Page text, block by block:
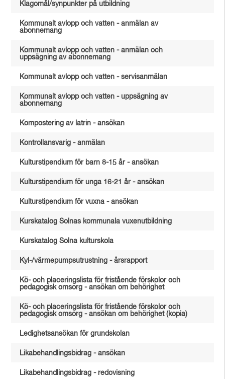
Klagomål/synpunkter på utbildning
Kommunalt avlopp och vatten - anmälan av
abonnemang
Kommunalt avlopp och vatten - anmälan och
uppsägning av abonnemang
Kommunalt avlopp och vatten - servisanmälan
Kommunalt avlopp och vatten - uppsägning av
abonnemang
Kompostering av latrin - ansökan
Kontrollansvarig - anmälan
Kulturstipendium för barn 8-15 år - ansökan
Kulturstipendium för unga 16-21 år - ansökan
Kulturstipendium för vuxna - ansökan
Kurskatalog Solnas kommunala vuxenutbildning
Kurskatalog Solna kulturskola
Kyl-/värmepumpsutrustning - årsrapport
Kö- och placeringslista för fristående förskolor och
pedagogisk omsorg - ansökan om behörighet
Kö- och placeringslista för fristående förskolor och
pedagogisk omsorg - ansökan om behörighet (kopia)
Ledighetsansökan för grundskolan
Likabehandlingsbidrag - ansökan
Likabehandlingsbidrag - redovisning